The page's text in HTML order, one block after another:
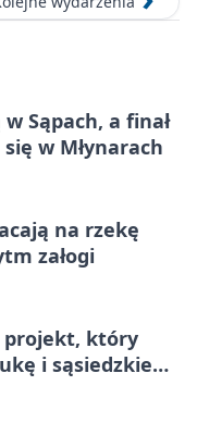
Sąpach, a finał
w Młynarach
na rzekę
załogi
projekt, który
i sąsiedzkie